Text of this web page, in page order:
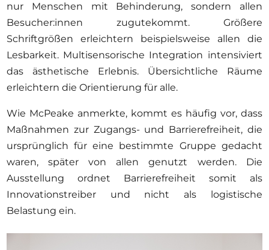
nur Menschen mit Behinderung, sondern allen
Besucher:innen zugutekommt. Größere
Schriftgrößen erleichtern beispielsweise allen die
Lesbarkeit. Multisensorische Integration intensiviert
das ästhetische Erlebnis. Übersichtliche Räume
erleichtern die Orientierung für alle.
Wie McPeake anmerkte, kommt es häufig vor, dass
Maßnahmen zur Zugangs- und Barrierefreiheit, die
ursprünglich für eine bestimmte Gruppe gedacht
waren, später von allen genutzt werden. Die
Ausstellung ordnet Barrierefreiheit somit als
Innovationstreiber und nicht als logistische
Belastung ein.